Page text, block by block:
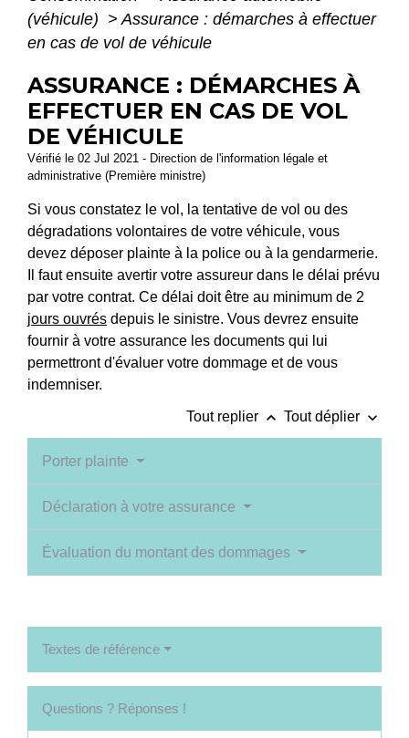
(véhicule) > Assurance : démarches à effectuer
en cas de vol de véhicule
ASSURANCE : DÉMARCHES À
EFFECTUER EN CAS DE VOL
DE VÉHICULE
Vérifié le 02 Jul 2021 - Direction de l'information légale et
administrative (Première ministre)
Si vous constatez le vol, la tentative de vol ou des
dégradations volontaires de votre véhicule, vous
devez déposer plainte à la police ou à la gendarmerie.
Il faut ensuite avertir votre assureur dans le délai prévu
par votre contrat. Ce délai doit être au minimum de 2
jours ouvrés depuis le sinistre. Vous devrez ensuite
fournir à votre assurance les documents qui lui
permettront d'évaluer votre dommage et de vous
indemniser.
Tout replier keyboard_arrow_up Tout déplier keyboard_arrow_down
Porter plainte
Déclaration à votre assurance
Évaluation du montant des dommages
Textes de référence
Questions ? Réponses !